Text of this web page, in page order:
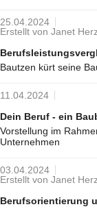
25.04.2024
Erstellt von Janet
Bautzen kürt seine
11.04.2024
Dein Beruf - ein
Vorstellung im
Unternehmen
03.04.2024
Erstellt von Janet
Berufsorientierung